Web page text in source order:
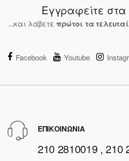
Εγγραφείτε στα
...και λάβετε πρώτοι τα
Facebook Youtube
ΕΠΙΚΟΙΝΩΝΙΑ
210 2810019 , 210